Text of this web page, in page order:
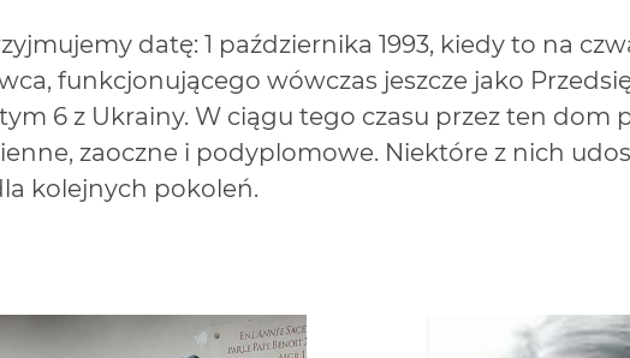
datę: 1 października 1993, kiedy to na
funkcjonującego wówczas jeszcze jako
6 z Ukrainy. W ciągu tego czasu przez ten dom
zaoczne i podyplomowe. Niektóre z nich
kolejnych pokoleń.